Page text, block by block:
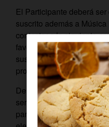
El Participante deberá
suscrito además a
contestar a la siguiente
favorita de Ravel?
sus datos personales, al
De entre todos los
serán premiados con una
para asistir (dicho